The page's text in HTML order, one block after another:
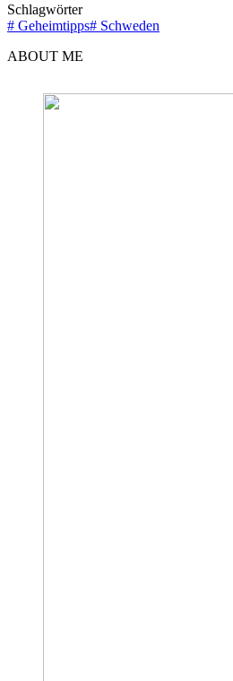
Schlagwörter
# Geheimtipps# Schweden
ABOUT ME